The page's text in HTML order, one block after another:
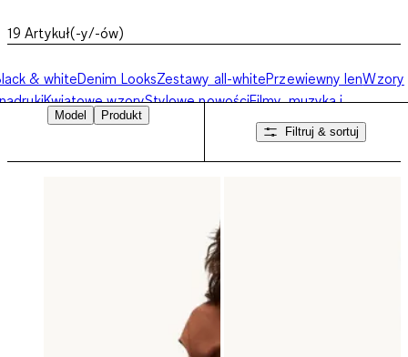
19 Artykuł(-y/-ów)
& whiteDenim LooksZestawy all-whitePrzewiewny lenWzory
Kwiatowe wzoryStylowe nowościFilmy, muzyka i
Sukienki na wesele
Model
Produkt
Filtruj & sortuj